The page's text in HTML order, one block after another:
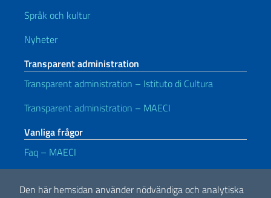
Den här hemsidan använder nödvändiga och analytiska
Språk och kultur
Nyheter
Transparent administration
Transparent administration – Istituto di Cultura
Transparent administration – MAECI
Vanliga frågor
Faq – MAECI
Användbara länkar